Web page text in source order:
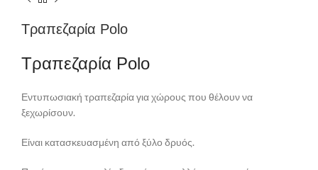
Τραπεζαρία Polo
Τραπεζαρία Polo
Εντυπωσιακή τραπεζαρία για χώρους που θέλουν να
ξεχωρίσουν.
Είναι κατασκευασμένη από ξύλο δρυός.